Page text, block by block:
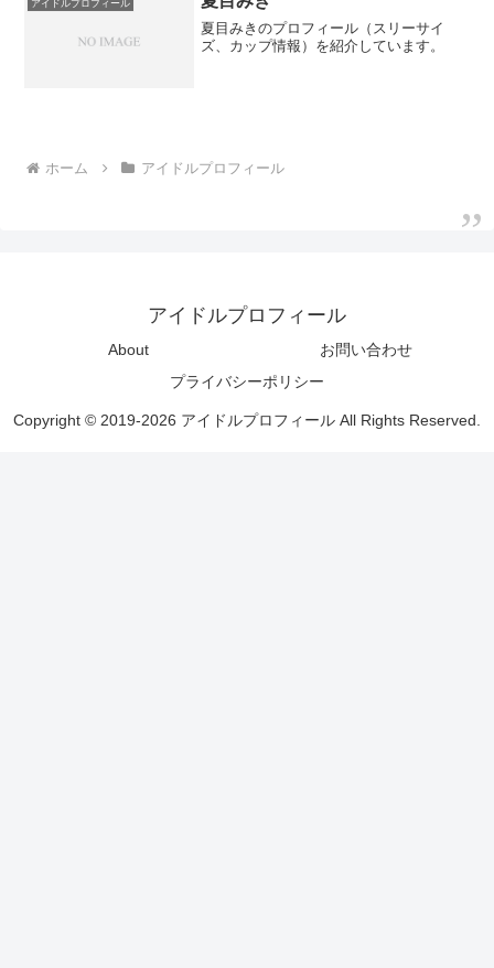
アイドルプロフィール
夏目みきのプロフィール（スリーサイ
ズ、カップ情報）を紹介しています。
ホーム アイドルプロフィール
アイドルプロフィール
About
お問い合わせ
プライバシーポリシー
Copyright © 2019-2026 アイドルプロフィール All Rights Reserved.